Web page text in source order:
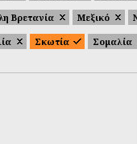
Βρετανία Μεξικό
Σκωτία Σομαλία